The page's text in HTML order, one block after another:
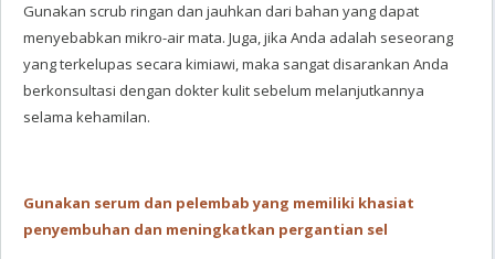
Gunakan scrub ringan dan jauhkan dari bahan yang dapat
menyebabkan mikro-air mata. Juga, jika Anda adalah seseorang
yang terkelupas secara kimiawi, maka sangat disarankan Anda
berkonsultasi dengan dokter kulit sebelum melanjutkannya
selama kehamilan.
Gunakan serum dan pelembab yang memiliki khasiat
penyembuhan dan meningkatkan pergantian sel